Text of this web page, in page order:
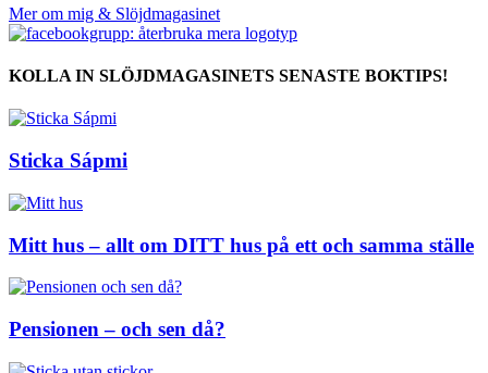
Mer om mig & Slöjdmagasinet
KOLLA IN SLÖJDMAGASINETS SENASTE BOKTIPS!
Sticka Sápmi
Mitt hus – allt om DITT hus på ett och samma ställe
Pensionen – och sen då?